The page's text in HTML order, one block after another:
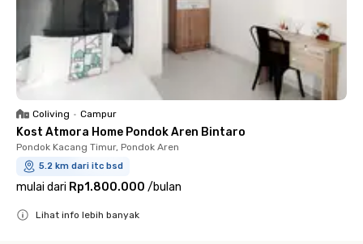
Coliving • Campur
Kost Atmora Home Pondok Aren Bintaro
Pondok Kacang Timur, Pondok Aren
5.2 km dari itc bsd
mulai dari Rp1.800.000 /bulan
Lihat info lebih banyak